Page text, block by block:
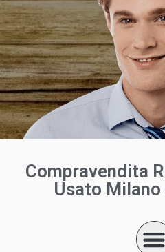
Compravendita
Usato